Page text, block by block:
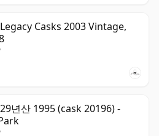
Casks 2003 Vintage,
년산 1995 (cask 20196) -